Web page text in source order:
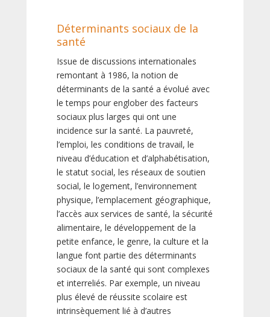
Déterminants sociaux de la
santé
Issue de discussions internationales
remontant à 1986, la notion de
déterminants de la santé a évolué avec
le temps pour englober des facteurs
sociaux plus larges qui ont une
incidence sur la santé. La pauvreté,
l’emploi, les conditions de travail, le
niveau d’éducation et d’alphabétisation,
le statut social, les réseaux de soutien
social, le logement, l’environnement
physique, l’emplacement géographique,
l’accès aux services de santé, la sécurité
alimentaire, le développement de la
petite enfance, le genre, la culture et la
langue font partie des déterminants
sociaux de la santé qui sont complexes
et interreliés. Par exemple, un niveau
plus élevé de réussite scolaire est
intrinsèquement lié à d’autres